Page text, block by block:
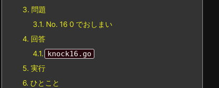
3. 問題
3.1. No. 16 0 でおしまい
4. 回答
4.1. knock16.go
5. 実行
6. ひとこと